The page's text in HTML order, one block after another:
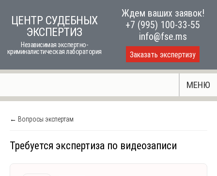
ЦЕНТР СУДЕБНЫХ
ЭКСПЕРТИЗ
Независимая экспертно-
криминалистическая лаборатория
Ждем ваших заявок!
+7 (995) 100-33-55
info@fse.ms
Заказать экспертизу
МЕНЮ
← Вопросы экспертам
Требуется экспертиза по видеозаписи